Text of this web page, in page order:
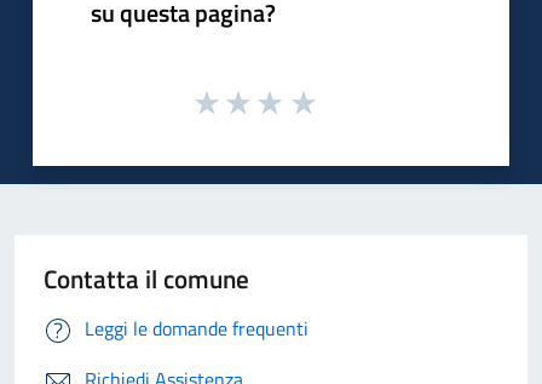
su questa pagina?
Contatta il comune
Leggi le domande frequenti